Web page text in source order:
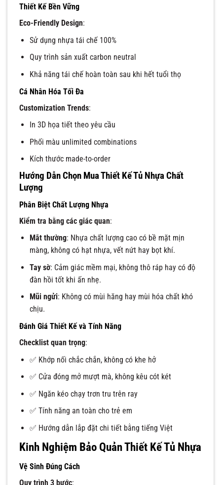
Thiết Kế Bền Vững
Eco-Friendly Design:
Sử dụng nhựa tái chế 100%
Quy trình sản xuất carbon neutral
Khả năng tái chế hoàn toàn sau khi hết tuổi thọ
Cá Nhân Hóa Tối Đa
Customization Trends:
In 3D họa tiết theo yêu cầu
Phối màu unlimited combinations
Kích thước made-to-order
Hướng Dẫn Chọn Mua Thiết Kế Tủ Nhựa Chất
Lượng
Phân Biệt Chất Lượng Nhựa
Kiểm tra bằng các giác quan:
Mắt thường: Nhựa chất lượng cao có bề mặt mịn
màng, không có hạt nhựa, vết nứt hay bọt khí.
Tay sờ: Cảm giác mềm mại, không thô ráp hay có độ
đàn hồi tốt khi ấn nhẹ.
Mũi ngửi: Không có mùi hăng hay mùi hóa chất khó
chịu.
Đánh Giá Thiết Kế và Tính Năng
Checklist quan trọng:
✅ Khớp nối chắc chắn, không có khe hở
✅ Cửa đóng mở mượt mà, không kêu cót két
✅ Ngăn kéo chạy trơn tru trên ray
✅ Tính năng an toàn cho trẻ em
✅ Hướng dẫn lắp đặt chi tiết bằng tiếng Việt
Kinh Nghiệm Bảo Quản Thiết Kế Tủ Nhựa
Vệ Sinh Đúng Cách
Quy trình 3 bước: